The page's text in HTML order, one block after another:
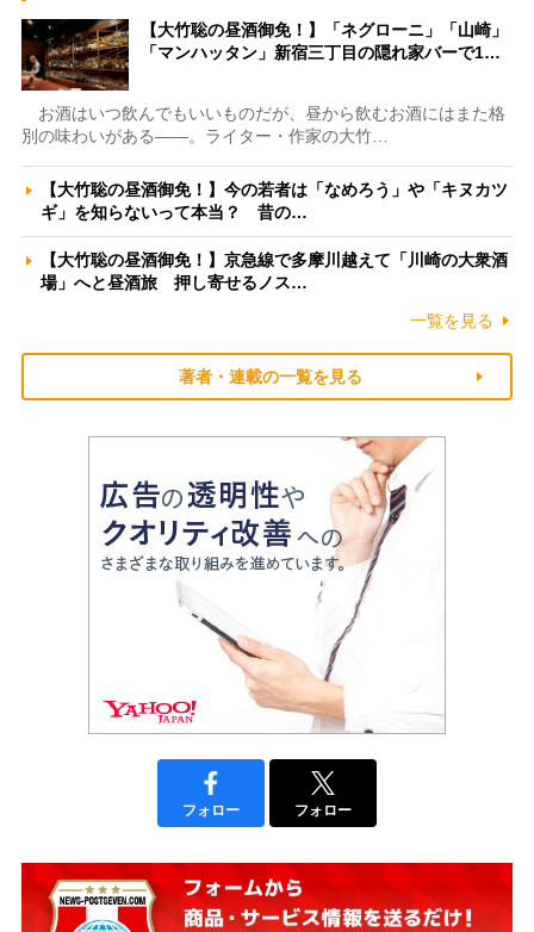
【大竹聡の昼酒御免！】「ネグローニ」「山崎」
「マンハッタン」新宿三丁目の隠れ家バーで1…
お酒はいつ飲んでもいいものだが、昼から飲むお酒にはまた格
別の味わいがある――。ライター・作家の大竹…
【大竹聡の昼酒御免！】今の若者は「なめろう」や「キヌカツ
ギ」を知らないって本当？ 昔の…
【大竹聡の昼酒御免！】京急線で多摩川越えて「川崎の大衆酒
場」へと昼酒旅 押し寄せるノス…
一覧を見る
著者・連載の一覧を見る
フォロー フォロー